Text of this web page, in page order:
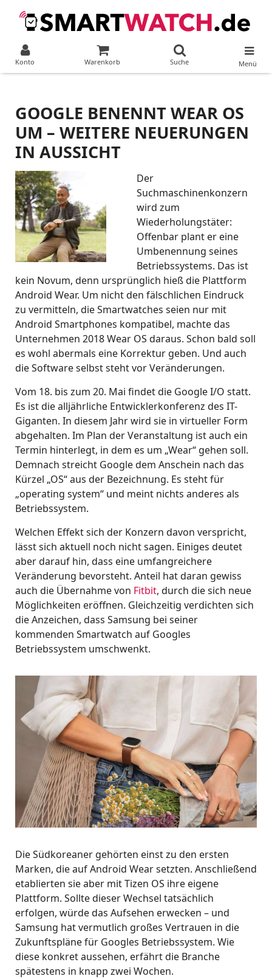
Konto Warenkorb Suche Menü
GOOGLE BENENNT WEAR OS
UM – WEITERE NEUERUNGEN
IN AUSSICHT
Der
Suchmaschinenkonzern
wird zum
Wiederholungstäter:
Offenbar plant er eine
Umbenennung seines
Betriebssystems. Das ist
kein Novum, denn ursprünglich hieß die Plattform
Android Wear. Um nicht den fälschlichen Eindruck
zu vermitteln, die Smartwatches seien nur mit
Android Smartphones kompatibel, machte das
Unternehmen 2018 Wear OS daraus. Schon bald soll
es wohl abermals eine Korrektur geben. Und auch
die Software selbst steht vor Veränderungen.
Vom 18. bis zum 20. Mai findet die Google I/O statt.
Es ist die alljährliche Entwicklerkonferenz des IT-
Giganten. In diesem Jahr wird sie in virtueller Form
abgehalten. Im Plan der Veranstaltung ist auch ein
Termin hinterlegt, in dem es um „Wear“ gehen soll.
Demnach streicht Google dem Anschein nach das
Kürzel „OS“ aus der Bezeichnung. Es steht für
„operating system“ und meint nichts anderes als
Betriebssystem.
Welchen Effekt sich der Konzern davon verspricht,
lässt sich aktuell noch nicht sagen. Einiges deutet
aber darauf hin, dass eine umfangreichere
Veränderung bevorsteht. Anteil hat daran gewiss
auch die Übernahme von Fitbit, durch die sich neue
Möglichkeiten eröffnen. Gleichzeitig verdichten sich
die Anzeichen, dass Samsung bei seiner
kommenden Smartwatch auf Googles
Betriebssystem umschwenkt.
Die Südkoreaner gehörten einst zu den ersten
Marken, die auf Android Wear setzten. Anschließend
etablierten sie aber mit Tizen OS ihre eigene
Plattform. Sollte dieser Wechsel tatsächlich
erfolgen, würde das Aufsehen erwecken – und
Samsung hat vermutlich großes Vertrauen in die
Zukunftspläne für Googles Betriebssystem. Wie
diese konkret aussehen, erfährt die Branche
spätestens in knapp zwei Wochen.